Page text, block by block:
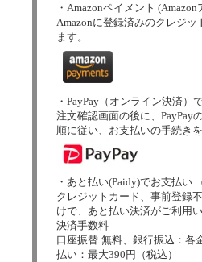
・Amazonペイメント
Amazonに登録済みのクレジ
ます。
・PayPay（オンライン決済）
注文確認画面の後に、PayPay
順に従い、お支払いの手続き
・あと払い(Paidy)でお支払い
クレジットカード、事前登録
けで、あと払い決済がご利用い
決済手数料
口座振替:無料、銀行振込：各
払い：最大390円（税込）